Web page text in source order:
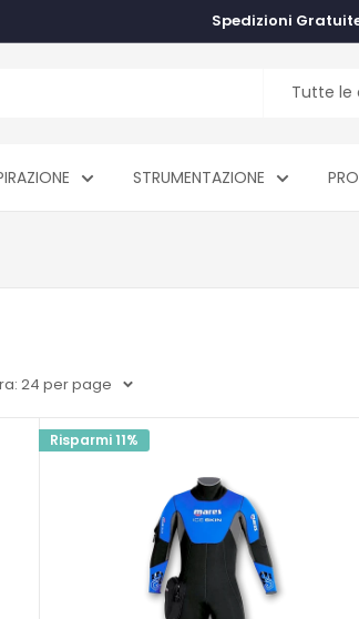
Spedizioni
Tutte le
STRUMENTAZIONE
24 per page
Risparmi 11%